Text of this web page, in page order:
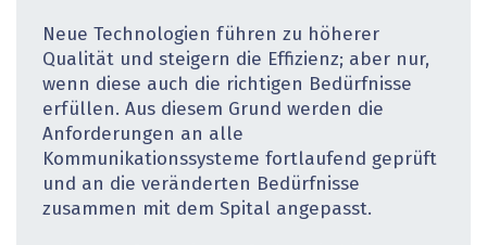
Neue Technologien führen zu höherer
Qualität und steigern die Effizienz; aber nur,
wenn diese auch die richtigen Bedürfnisse
erfüllen. Aus diesem Grund werden die
Anforderungen an alle
Kommunikationssysteme fortlaufend geprüft
und an die veränderten Bedürfnisse
zusammen mit dem Spital angepasst.